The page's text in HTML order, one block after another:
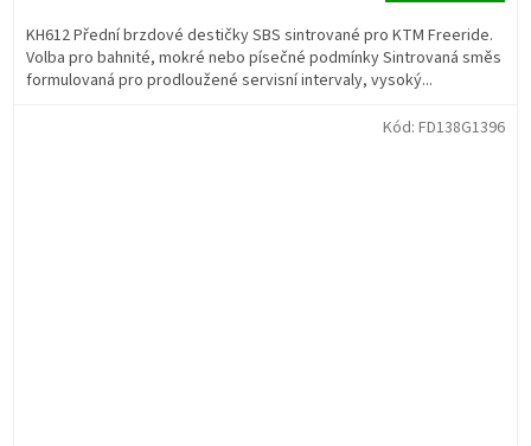
KH612 Přední brzdové destičky SBS sintrované pro KTM Freeride.
Volba pro bahnité, mokré nebo písečné podmínky Sintrovaná směs
formulovaná pro prodloužené servisní intervaly, vysoký...
Kód: FD138G1396